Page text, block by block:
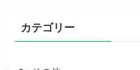
カテゴリー